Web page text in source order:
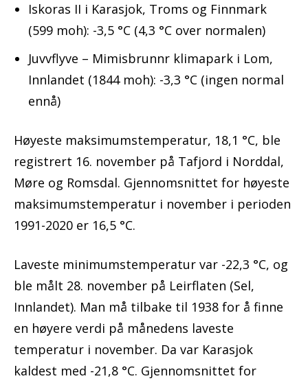
Iskoras II i Karasjok, Troms og Finnmark
(599 moh): -3,5 °C (4,3 °C over normalen)
Juvvflyve – Mimisbrunnr klimapark i Lom,
Innlandet (1844 moh): -3,3 °C (ingen normal
ennå)
Høyeste maksimumstemperatur, 18,1 °C, ble
registrert 16. november på Tafjord i Norddal,
Møre og Romsdal. Gjennomsnittet for høyeste
maksimumstemperatur i november i perioden
1991-2020 er 16,5 °C.
Laveste minimumstemperatur var -22,3 °C, og
ble målt 28. november på Leirflaten (Sel,
Innlandet). Man må tilbake til 1938 for å finne
en høyere verdi på månedens laveste
temperatur i november. Da var Karasjok
kaldest med -21,8 °C. Gjennomsnittet for